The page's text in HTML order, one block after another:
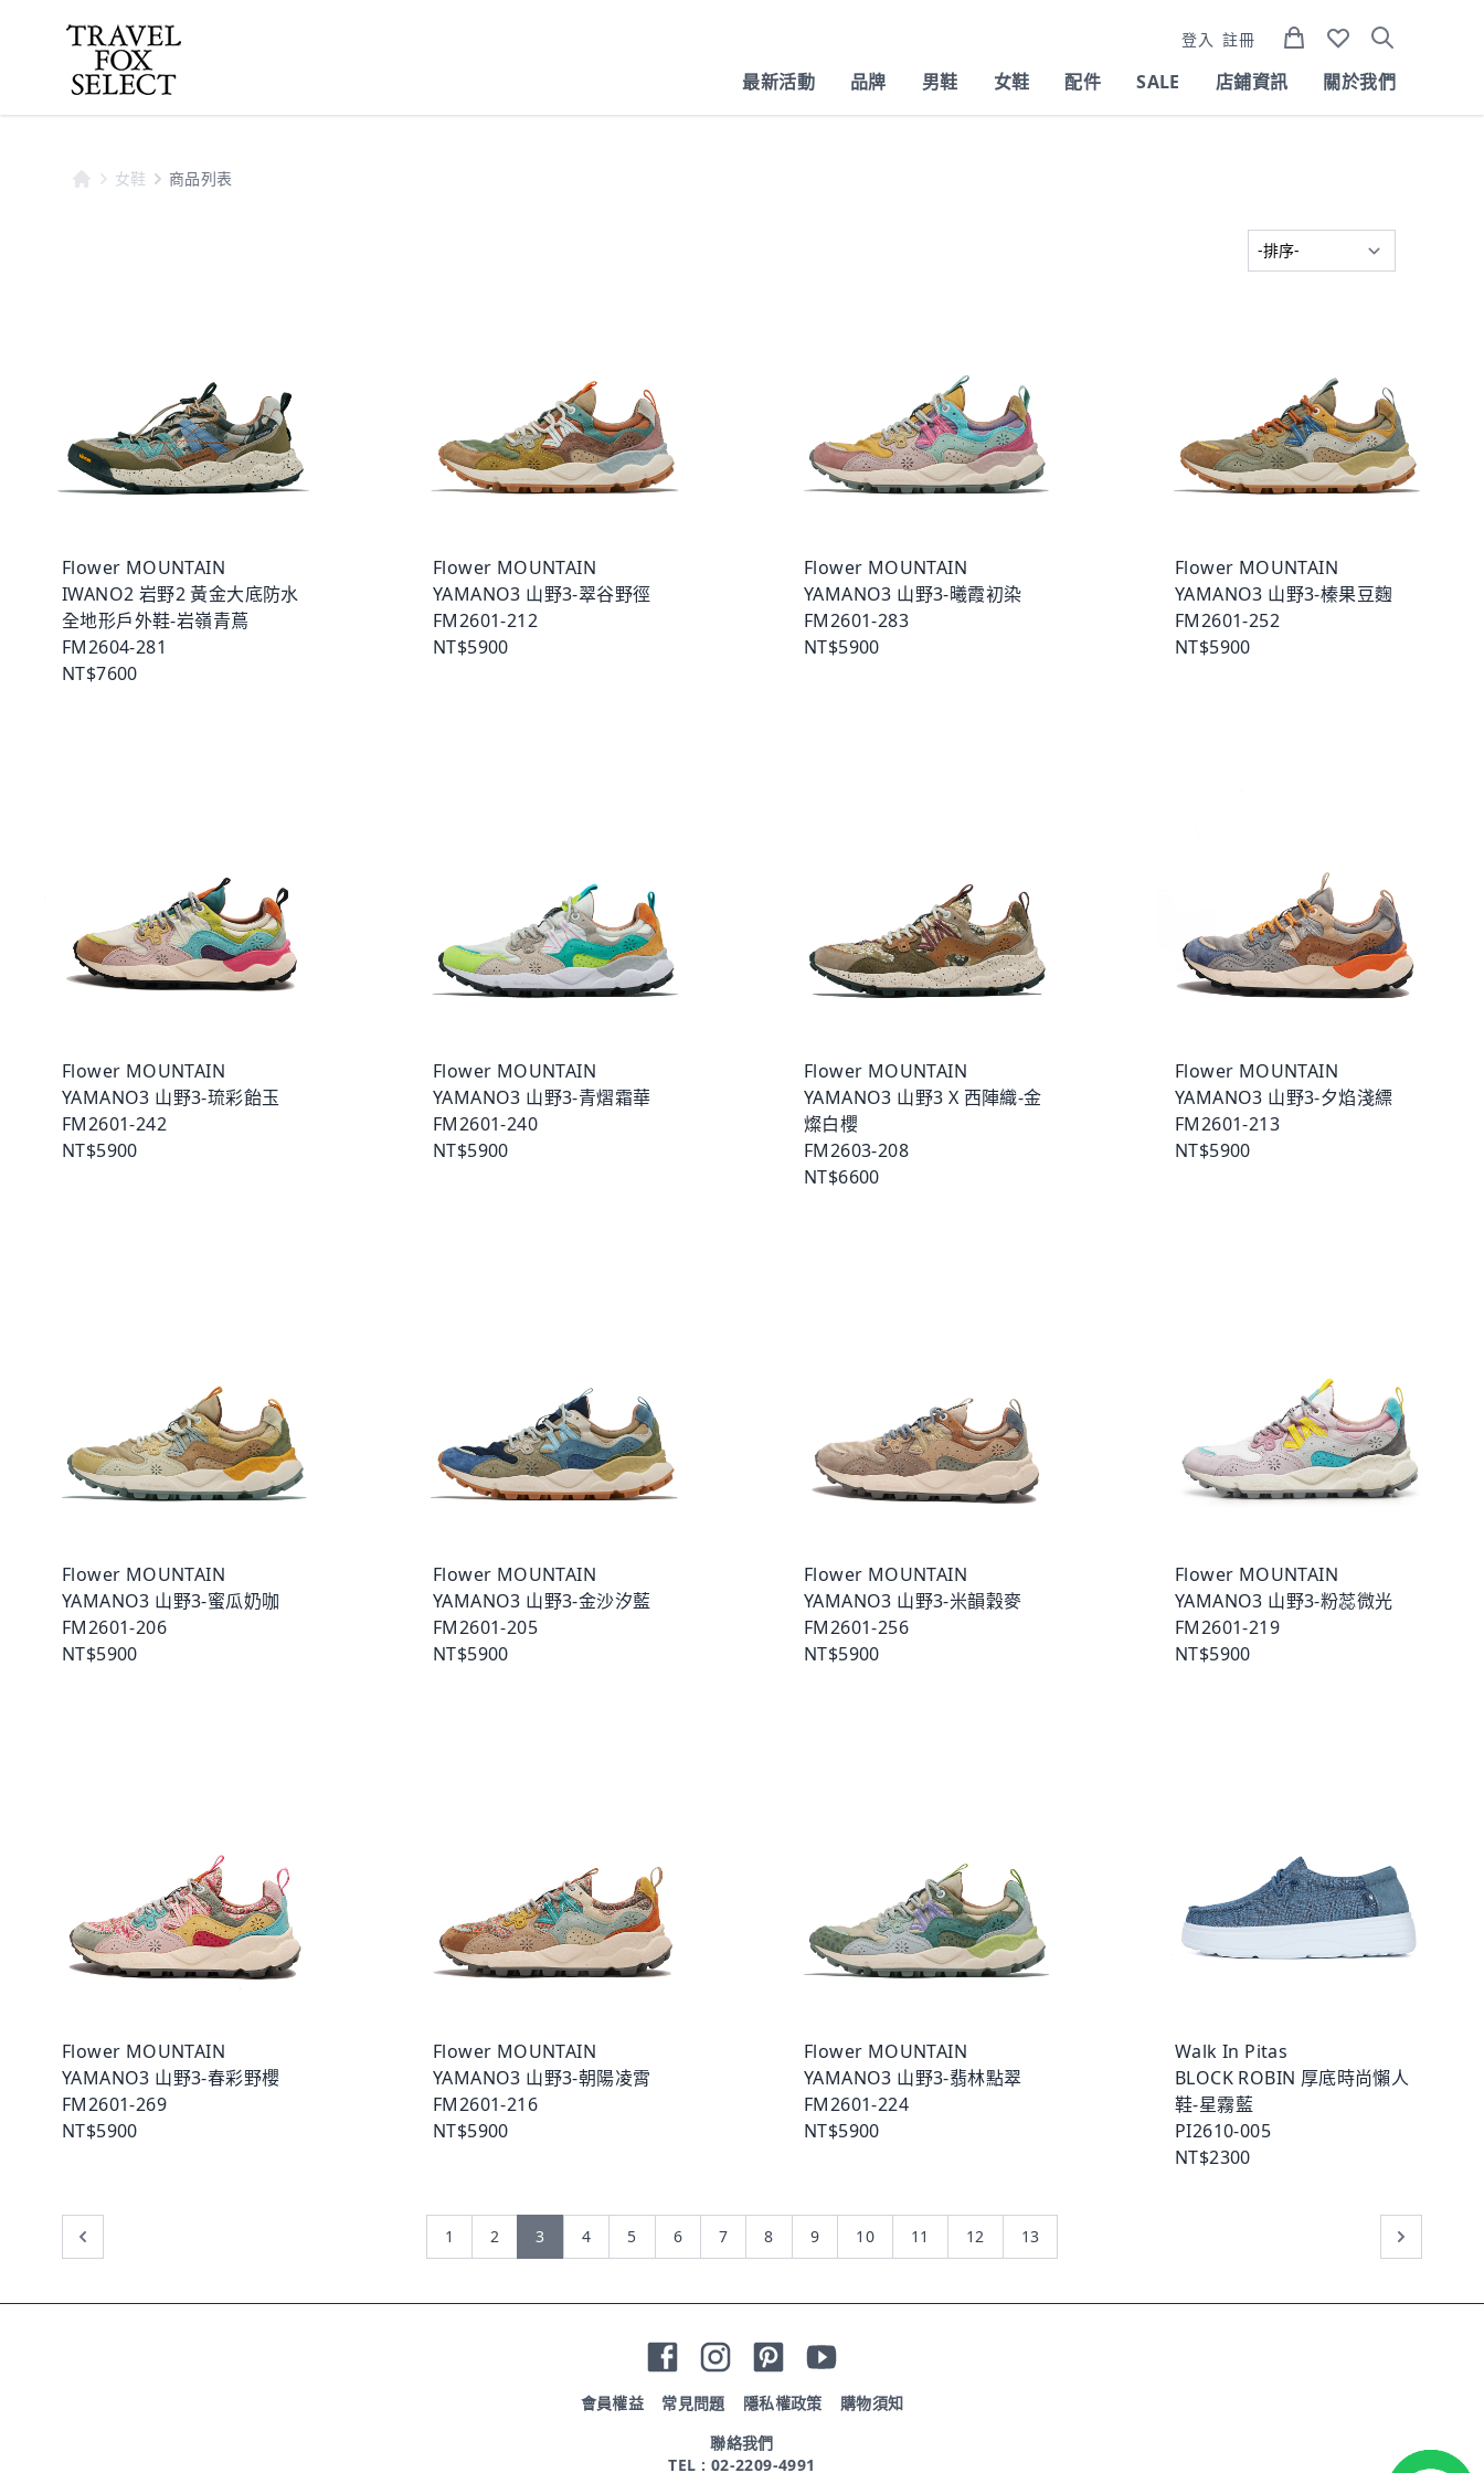
登入 註冊
最新活動 品牌 男鞋 女鞋 配件 SALE 店鋪資訊 關於我們
女鞋 商品列表
Flower MOUNTAIN
IWANO2 岩野2 黃金大底防水
全地形戶外鞋-岩嶺青蔦
FM2604-281
NT$7600
Flower MOUNTAIN
YAMANO3 山野3-翠谷野徑
FM2601-212
NT$5900
Flower MOUNTAIN
YAMANO3 山野3-曦霞初染
FM2601-283
NT$5900
Flower MOUNTAIN
YAMANO3 山野3-榛果豆麴
FM2601-252
NT$5900
Flower MOUNTAIN
YAMANO3 山野3-琉彩飴玉
FM2601-242
NT$5900
Flower MOUNTAIN
YAMANO3 山野3-青熠霜華
FM2601-240
NT$5900
Flower MOUNTAIN
YAMANO3 山野3 X 西陣織-金
燦白櫻
FM2603-208
NT$6600
Flower MOUNTAIN
YAMANO3 山野3-夕焰淺縹
FM2601-213
NT$5900
Flower MOUNTAIN
YAMANO3 山野3-蜜瓜奶咖
FM2601-206
NT$5900
Flower MOUNTAIN
YAMANO3 山野3-金沙汐藍
FM2601-205
NT$5900
Flower MOUNTAIN
YAMANO3 山野3-米韻穀麥
FM2601-256
NT$5900
Flower MOUNTAIN
YAMANO3 山野3-粉蕊微光
FM2601-219
NT$5900
Flower MOUNTAIN
YAMANO3 山野3-春彩野櫻
FM2601-269
NT$5900
Flower MOUNTAIN
YAMANO3 山野3-朝陽凌霄
FM2601-216
NT$5900
Flower MOUNTAIN
YAMANO3 山野3-翡林點翠
FM2601-224
NT$5900
Walk In Pitas
BLOCK ROBIN 厚底時尚懶人
鞋-星霧藍
PI2610-005
NT$2300
1 2 3 4 5 6 7 8 9 10 11 12 13
會員權益 常見問題 隱私權政策
購物須知
聯絡我們
TEL : 02-2209-4991